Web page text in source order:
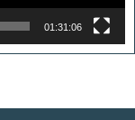
01:31:06